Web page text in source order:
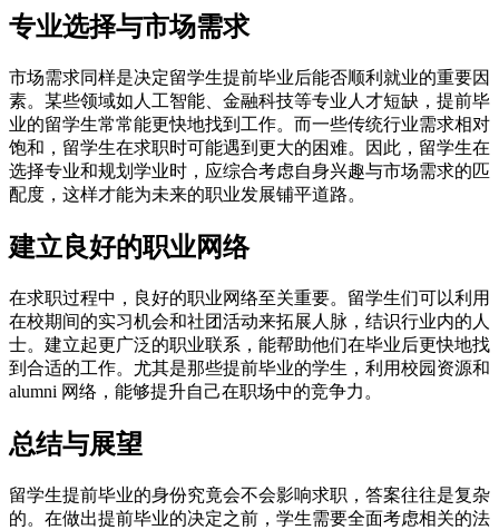
专业选择与市场需求
市场需求同样是决定留学生提前毕业后能否顺利就业的重要因
素。某些领域如人工智能、金融科技等专业人才短缺，提前毕
业的留学生常常能更快地找到工作。而一些传统行业需求相对
饱和，留学生在求职时可能遇到更大的困难。因此，留学生在
选择专业和规划学业时，应综合考虑自身兴趣与市场需求的匹
配度，这样才能为未来的职业发展铺平道路。
建立良好的职业网络
在求职过程中，良好的职业网络至关重要。留学生们可以利用
在校期间的实习机会和社团活动来拓展人脉，结识行业内的人
士。建立起更广泛的职业联系，能帮助他们在毕业后更快地找
到合适的工作。尤其是那些提前毕业的学生，利用校园资源和
alumni 网络，能够提升自己在职场中的竞争力。
总结与展望
留学生提前毕业的身份究竟会不会影响求职，答案往往是复杂
的。在做出提前毕业的决定之前，学生需要全面考虑相关的法